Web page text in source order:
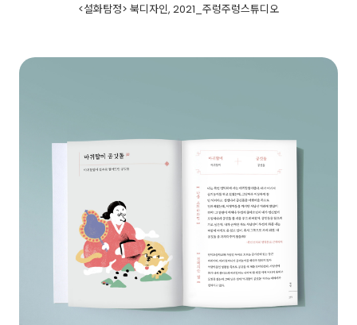
<설화탐정> 북디자인, 2021_주렁주렁스튜디오